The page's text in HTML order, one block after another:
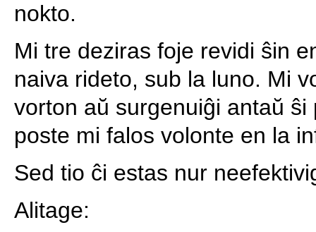
nokto.
Mi tre deziras foje revidi ŝin
naiva rideto, sub la luno. Mi
vorton aŭ surgenuiĝi antaŭ
poste mi falos volonte en la
Sed tio ĉi estas nur
Alitage: